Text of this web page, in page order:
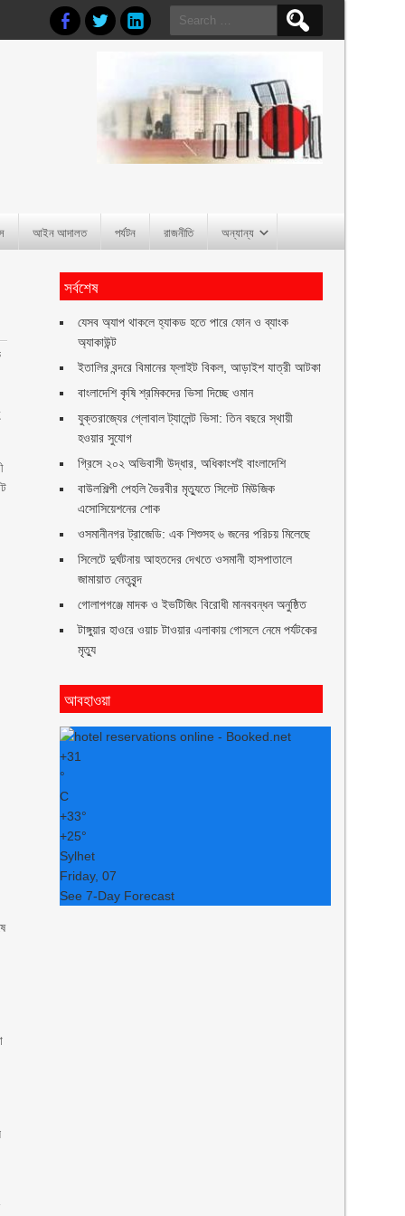
Search
for:
আইন আদালত পর্যটন রাজনীতি অন্যান্য
সর্বশেষ
যেসব অ্যাপ থাকলে হ্যাকড হতে পারে ফোন ও ব্যাংক
অ্যাকাউন্ট
ইতালির বন্দরে বিমানের ফ্লাইট বিকল, আড়াইশ যাত্রী আটকা
বাংলাদেশি কৃষি শ্রমিকদের ভিসা দিচ্ছে ওমান
যুক্তরাজ্যের গ্লোবাল ট্যালেন্ট ভিসা: তিন বছরে স্থায়ী
হওয়ার সুযোগ
গ্রিসে ২০২ অভিবাসী উদ্ধার, অধিকাংশই বাংলাদেশি
বাউলশিল্পী পেহলি ভৈরবীর মৃত্যুতে সিলেট মিউজিক
এসোসিয়েশনের শোক
ওসমানীনগর ট্রাজেডি: এক শিশুসহ ৬ জনের পরিচয় মিলেছে
সিলেটে দুর্ঘটনায় আহতদের দেখতে ওসমানী হাসপাতালে
জামায়াত নেতৃবৃন্দ
গোলাপগঞ্জে মাদক ও ইভটিজিং বিরোধী মানববন্ধন অনুষ্ঠিত
টাঙ্গুয়ার হাওরে ওয়াচ টাওয়ার এলাকায় গোসলে নেমে পর্যটকের
মৃত্যু
আবহাওয়া
+31
°
C
+33°
+25°
Sylhet
Friday, 07
See 7-Day Forecast